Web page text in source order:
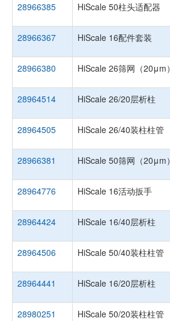
28966385 HiScale 50柱头适配器
28966367 HiScale 16配件套装
28966380 HiScale 26筛网（20μm）
28964514 HiScale 26/20层析柱
28964505 HiScale 26/40装柱柱管
28966381 HiScale 50筛网（20μm）
28964776 HiScale 16活动扳手
28964424 HiScale 16/40层析柱
28964506 HiScale 50/40装柱柱管
28964441 HiScale 16/20层析柱
28980251 HiScale 50/20装柱柱管